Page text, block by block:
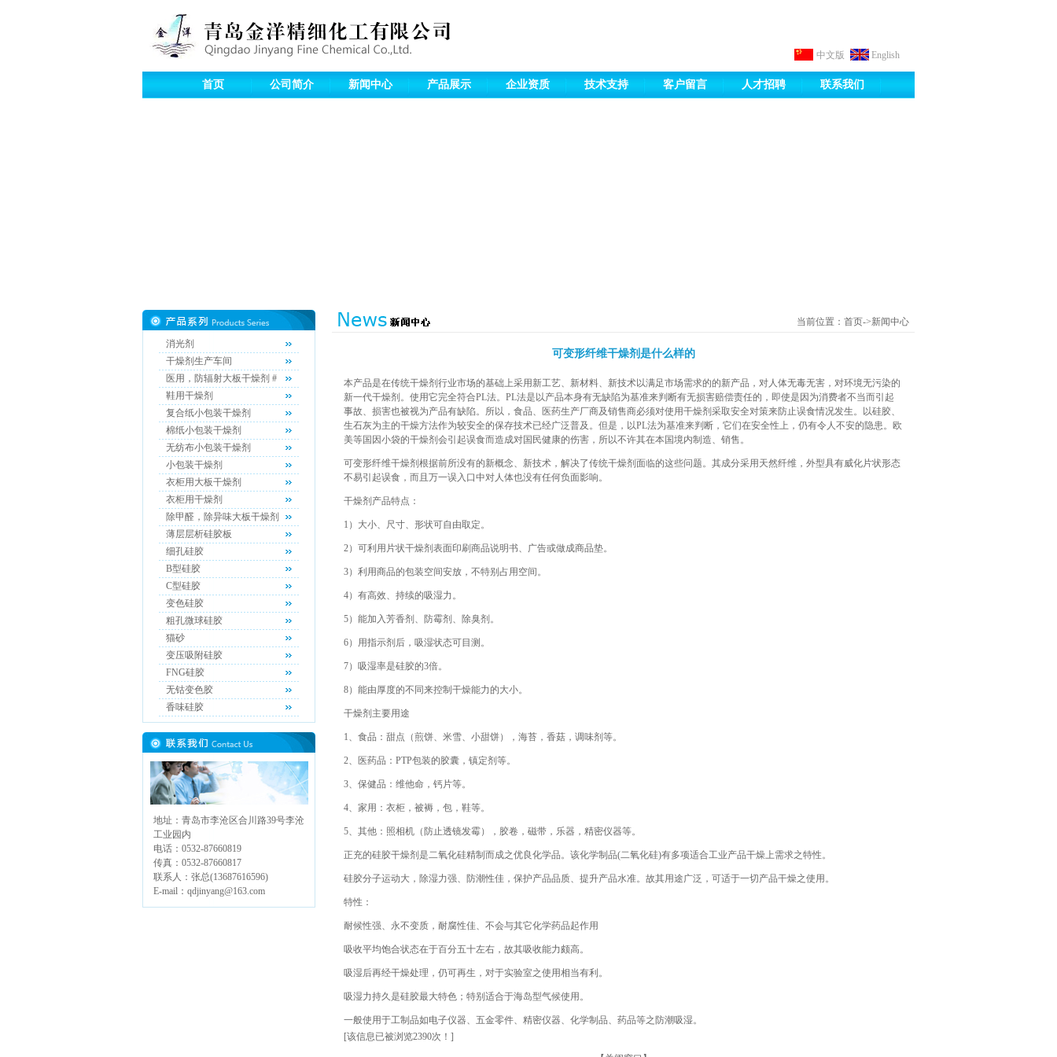
中文版 English
首页 公司简介 新闻中心 产品展示 企业资质 技术支持 客户留言 人才招聘 联系我们
消光剂
干燥剂生产车间
医用，防辐射大板干燥剂 #
鞋用干燥剂
复合纸小包装干燥剂
棉纸小包装干燥剂
无纺布小包装干燥剂
小包装干燥剂
衣柜用大板干燥剂
衣柜用干燥剂
除甲醛，除异味大板干燥剂
薄层层析硅胶板
细孔硅胶
B型硅胶
C型硅胶
变色硅胶
粗孔微球硅胶
猫砂
变压吸附硅胶
FNG硅胶
无钴变色胶
香味硅胶
地址：青岛市李沧区合川路39号李沧
工业园内
电话：0532-87660819
传真：0532-87660817
联系人：张总(13687616596)
E-mail：qdjinyang@163.com
当前位置：首页->新闻中心
可变形纤维干燥剂是什么样的
本产品是在传统干燥剂行业市场的基础上采用新工艺、新材料、新技术以满足市场需求的的新产品，对人体无毒无害，对环境无污染的
新一代干燥剂。使用它完全符合PL法。PL法是以产品本身有无缺陷为基准来判断有无损害赔偿责任的，即使是因为消费者不当而引起
事故、损害也被视为产品有缺陷。所以，食品、医药生产厂商及销售商必须对使用干燥剂采取安全对策来防止误食情况发生。以硅胶、
生石灰为主的干燥方法作为较安全的保存技术已经广泛普及。但是，以PL法为基准来判断，它们在安全性上，仍有令人不安的隐患。欧
美等国因小袋的干燥剂会引起误食而造成对国民健康的伤害，所以不许其在本国境内制造、销售。
可变形纤维干燥剂根据前所没有的新概念、新技术，解决了传统干燥剂面临的这些问题。其成分采用天然纤维，外型具有威化片状形态
不易引起误食，而且万一误入口中对人体也没有任何负面影响。
干燥剂产品特点：
1）大小、尺寸、形状可自由取定。
2）可利用片状干燥剂表面印刷商品说明书、广告或做成商品垫。
3）利用商品的包装空间安放，不特别占用空间。
4）有高效、持续的吸湿力。
5）能加入芳香剂、防霉剂、除臭剂。
6）用指示剂后，吸湿状态可目测。
7）吸湿率是硅胶的3倍。
8）能由厚度的不同来控制干燥能力的大小。
干燥剂主要用途
1、食品：甜点（煎饼、米雪、小甜饼），海苔，香菇，调味剂等。
2、医药品：PTP包装的胶囊，镇定剂等。
3、保健品：维他命，钙片等。
4、家用：衣柜，被褥，包，鞋等。
5、其他：照相机（防止透镜发霉），胶卷，磁带，乐器，精密仪器等。
正充的硅胶干燥剂是二氧化硅精制而成之优良化学品。该化学制品(二氧化硅)有多项适合工业产品干燥上需求之特性。
硅胶分子运动大，除湿力强、防潮性佳，保护产品品质、提升产品水准。故其用途广泛，可适于一切产品干燥之使用。
特性：
耐候性强、永不变质，耐腐性佳、不会与其它化学药品起作用
吸收平均饱合状态在于百分五十左右，故其吸收能力颇高。
吸湿后再经干燥处理，仍可再生，对于实验室之使用相当有利。
吸湿力持久是硅胶最大特色；特别适合于海岛型气候使用。
一般使用于工制品如电子仪器、五金零件、精密仪器、化学制品、药品等之防潮吸湿。
[该信息已被浏览2390次！]